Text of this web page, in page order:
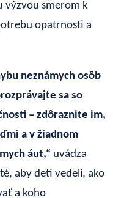
výzvou smerom k
opatrnosti a
neznámych osôb
sa so
– zdôraznite im,
a v žiadnom
áut,“ uvádza
aby deti vedeli, ako
a koho